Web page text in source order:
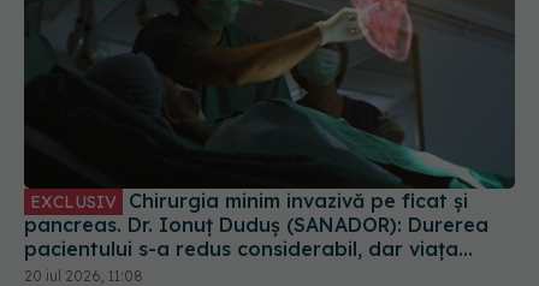
EXCLUSIV
pancreas. Dr. Ionuț Duduș (SANADOR): Durerea
pacientului s-a redus considerabil, dar viața
chirurgului s-a complicat
20 iul 2026, 11:08